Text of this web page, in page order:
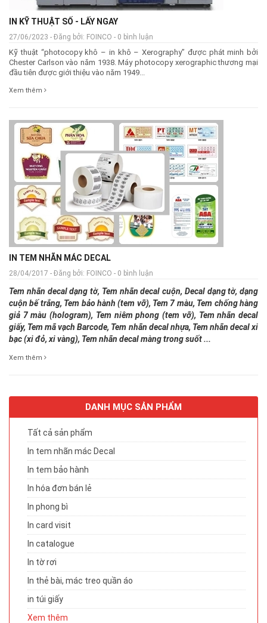
IN KỸ THUẬT SỐ - LẤY NGAY
27/06/2023 - Đăng bởi: FOINCO - 0 bình luận
Kỹ thuật “photocopy khô – in khô – Xerography” được phát minh bởi
Chester Carlson vào năm 1938. Máy photocopy xerographic thương mại
đầu tiên được giới thiệu vào năm 1949...
Xem thêm
IN TEM NHÃN MÁC DECAL
28/04/2017 - Đăng bởi: FOINCO - 0 bình luận
Tem nhãn decal dạng tờ, Tem nhãn decal cuộn, Decal dạng tờ, dạng
cuộn bế trắng, Tem bảo hành (tem vỡ), Tem 7 màu, Tem chống hàng
giả 7 màu (hologram), Tem niêm phong (tem vỡ), Tem nhãn decal
giấy, Tem mã vạch Barcode, Tem nhãn decal nhựa, Tem nhãn decal xi
bạc (xi đỏ, xi vàng), Tem nhãn decal màng trong suốt ...
Xem thêm
DANH MỤC SẢN PHẨM
Tất cả sản phẩm
In tem nhãn mác Decal
In tem bảo hành
In hóa đơn bán lẻ
In phong bì
In card visit
In catalogue
In tờ rơi
In thẻ bài, mác treo quần áo
in túi giấy
Xem thêm